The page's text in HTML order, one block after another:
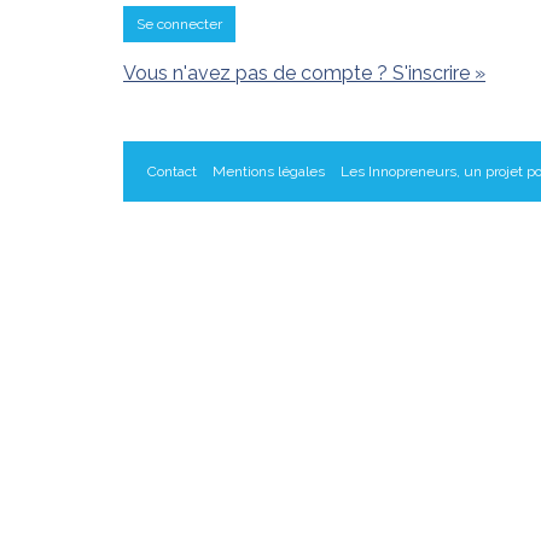
Se connecter
Vous n'avez pas de compte ? S'inscrire »
Contact Mentions légales Les Innopreneurs, un projet